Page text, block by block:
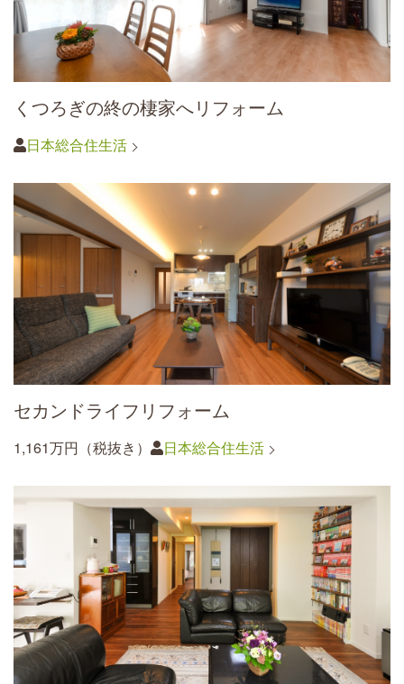
くつろぎの終の棲家へリフォーム
日本総合住生活
セカンドライフリフォーム
1,161万円（税抜き） 日本総合住生活